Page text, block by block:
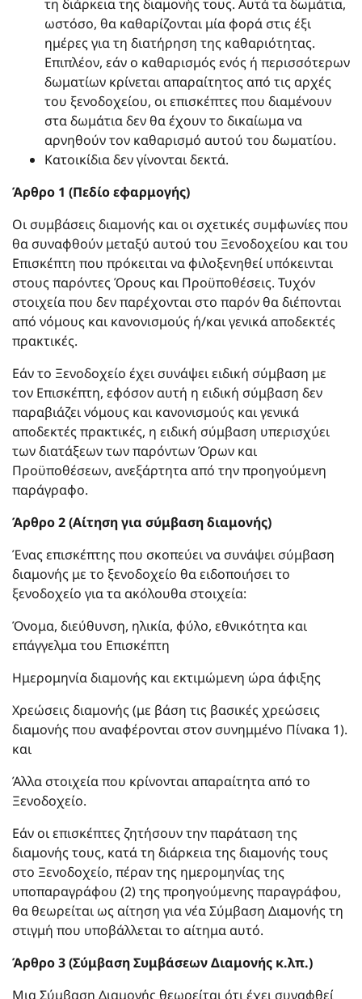
τη διάρκεια της διαμονής τους. Αυτά τα δωμάτια,
ωστόσο, θα καθαρίζονται μία φορά στις έξι
ημέρες για τη διατήρηση της καθαριότητας.
Επιπλέον, εάν ο καθαρισμός ενός ή περισσότερων
δωματίων κρίνεται απαραίτητος από τις αρχές
του ξενοδοχείου, οι επισκέπτες που διαμένουν
στα δωμάτια δεν θα έχουν το δικαίωμα να
αρνηθούν τον καθαρισμό αυτού του δωματίου.
Κατοικίδια δεν γίνονται δεκτά.
Άρθρο 1 (Πεδίο εφαρμογής)
Οι συμβάσεις διαμονής και οι σχετικές συμφωνίες που
θα συναφθούν μεταξύ αυτού του Ξενοδοχείου και του
Επισκέπτη που πρόκειται να φιλοξενηθεί υπόκεινται
στους παρόντες Όρους και Προϋποθέσεις. Τυχόν
στοιχεία που δεν παρέχονται στο παρόν θα διέπονται
από νόμους και κανονισμούς ή/και γενικά αποδεκτές
πρακτικές.
Εάν το Ξενοδοχείο έχει συνάψει ειδική σύμβαση με
τον Επισκέπτη, εφόσον αυτή η ειδική σύμβαση δεν
παραβιάζει νόμους και κανονισμούς και γενικά
αποδεκτές πρακτικές, η ειδική σύμβαση υπερισχύει
των διατάξεων των παρόντων Όρων και
Προϋποθέσεων, ανεξάρτητα από την προηγούμενη
παράγραφο.
Άρθρο 2 (Αίτηση για σύμβαση διαμονής)
Ένας επισκέπτης που σκοπεύει να συνάψει σύμβαση
διαμονής με το ξενοδοχείο θα ειδοποιήσει το
ξενοδοχείο για τα ακόλουθα στοιχεία:
Όνομα, διεύθυνση, ηλικία, φύλο, εθνικότητα και
επάγγελμα του Επισκέπτη
Ημερομηνία διαμονής και εκτιμώμενη ώρα άφιξης
Χρεώσεις διαμονής (με βάση τις βασικές χρεώσεις
διαμονής που αναφέρονται στον συνημμένο Πίνακα 1).
και
Άλλα στοιχεία που κρίνονται απαραίτητα από το
Ξενοδοχείο.
Εάν οι επισκέπτες ζητήσουν την παράταση της
διαμονής τους, κατά τη διάρκεια της διαμονής τους
στο Ξενοδοχείο, πέραν της ημερομηνίας της
υποπαραγράφου (2) της προηγούμενης παραγράφου,
θα θεωρείται ως αίτηση για νέα Σύμβαση Διαμονής τη
στιγμή που υποβάλλεται το αίτημα αυτό.
Άρθρο 3 (Σύμβαση Συμβάσεων Διαμονής κ.λπ.)
Μια Σύμβαση Διαμονής θεωρείται ότι έχει συναφθεί